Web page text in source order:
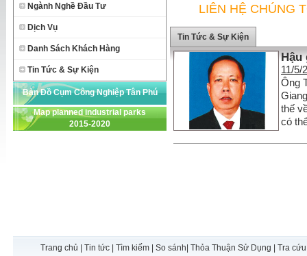
Ngành Nghề Đầu Tư
Dịch Vụ
Danh Sách Khách Hàng
Tin Tức & Sự Kiện
Bản Đồ Cụm Công Nghiệp Tân Phú
Thạnh
Map planned industrial parks
2015-2020
LIÊN HỆ CHÚNG
Tin Tức & Sự Kiện
Hậu
11/5/
Ông
thế
có
Trang chủ Tin tức Tìm kiếm So sánh Thỏa Thuận Sử Dụng Tra